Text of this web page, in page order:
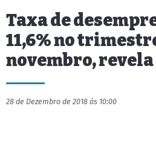
Taxa de
11,6% no
novembro, revela
28 de Dezembro de 2018 às 10:00